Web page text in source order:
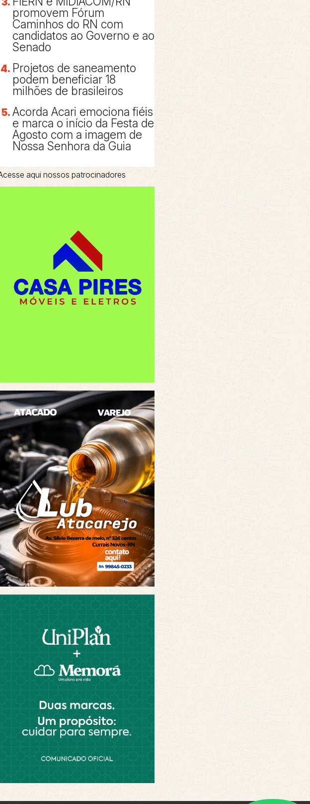
promovem Fórum
Caminhos do RN com
candidatos ao Governo e ao
Senado
Projetos de saneamento
podem beneficiar 18
milhões de brasileiros
Acorda Acari emociona fiéis
e marca o início da Festa de
Agosto com a imagem de
Nossa Senhora da Guia
aqui nossos patrocinadores